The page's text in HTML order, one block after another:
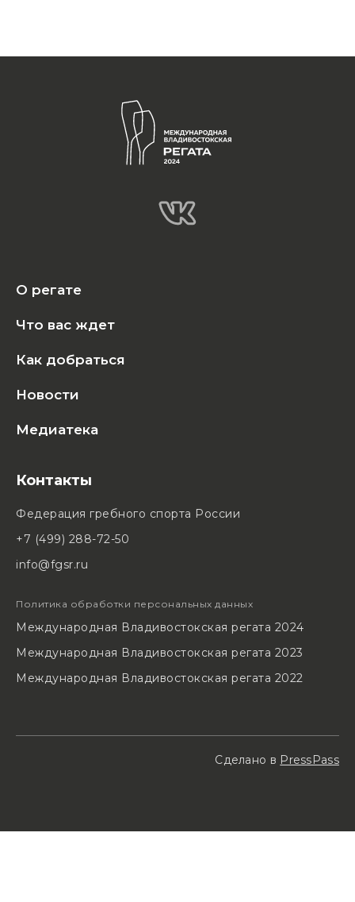
О регате
Что вас ждет
Как добраться
Новости
Медиатека
Контакты
Федерация гребного спорта России
+7 (499) 288-72-50
info@fgsr.ru
Политика обработки персональных данных
Международная Владивостокская регата 2024
Международная Владивостокская регата 2023
Международная Владивостокская регата 2022
Сделано в PressPass